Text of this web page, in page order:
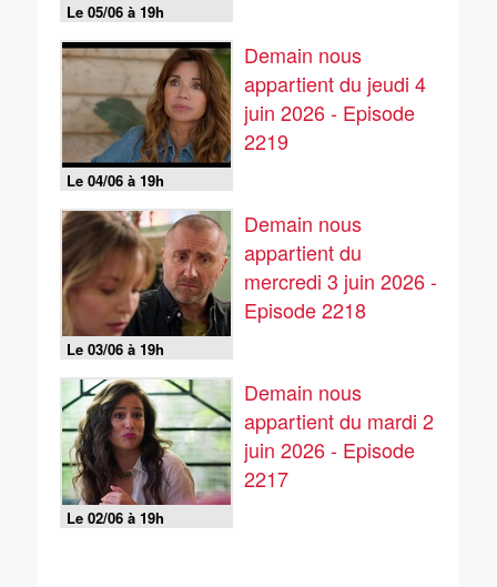
Le 05/06 à 19h
Le 04/06 à 19h
Demain nous
appartient du jeudi 4
juin 2026 - Episode
2219
Le 03/06 à 19h
Demain nous
appartient du
mercredi 3 juin 2026 -
Episode 2218
Le 02/06 à 19h
Demain nous
appartient du mardi 2
juin 2026 - Episode
2217